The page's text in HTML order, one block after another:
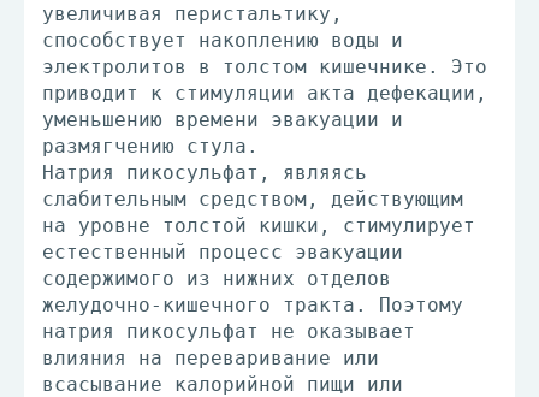
увеличивая перистальтику,
способствует накоплению воды и
электролитов в толстом кишечнике. Это
приводит к стимуляции акта дефекации,
уменьшению времени эвакуации и
размягчению стула.
Натрия пикосульфат, являясь
слабительным средством, действующим
на уровне толстой кишки, стимулирует
естественный процесс эвакуации
содержимого из нижних отделов
желудочно-кишечного тракта. Поэтому
натрия пикосульфат не оказывает
влияния на переваривание или
всасывание калорийной пищи или